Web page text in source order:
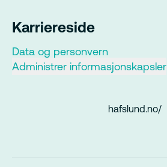
Karriereside
Data og personvern
Administrer informasjonskapsler
hafslund.no/